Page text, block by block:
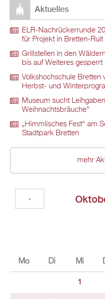
Aktuelles
ELR-Nachrückerrunde
für Projekt in Bretten-Ruit
Grillstellen in den
bis auf Weiteres gesperrt
Volkshochschule Bretten
Herbst- und
Museum sucht
Weihnachtsbräuche“
„Himmlisches Fest“ am
Stadtpark Bretten
mehr
«
Mo Di Mi
1